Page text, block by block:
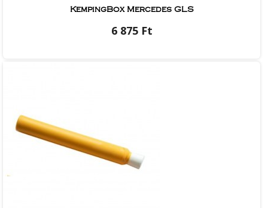
KempingBox Mercedes GLS
6 875 Ft